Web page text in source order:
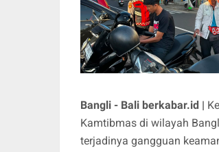
Bangli - Bali berkabar.id |
Kamtibmas di wilayah
terjadinya gangguan